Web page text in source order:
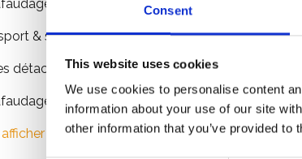
Consent
This website uses cookies
We use cookies to personalise content
information about your use of our site
other information that you’ve provided
€89,00 HT
Afficher
pliant
Transport & stockage d'échafaudage
détachées
de façade